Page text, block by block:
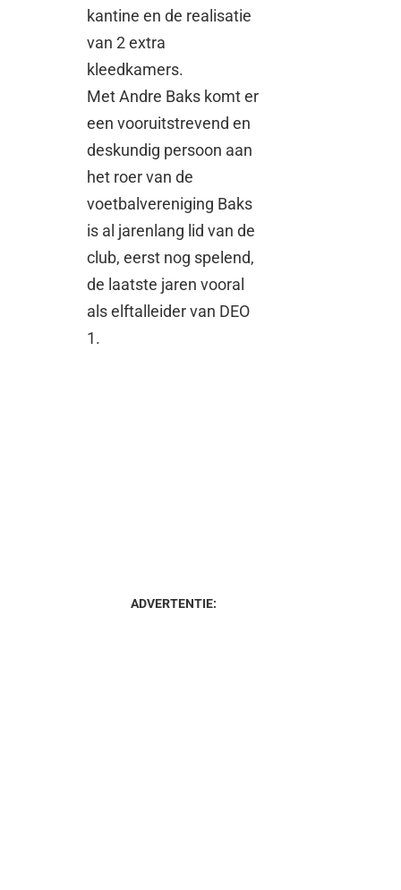
kantine en de realisatie
van 2 extra
kleedkamers.
Met Andre Baks komt er
een vooruitstrevend en
deskundig persoon aan
het roer van de
voetbalvereniging Baks
is al jarenlang lid van de
club, eerst nog spelend,
de laatste jaren vooral
als elftalleider van DEO
1.
ADVERTENTIE: